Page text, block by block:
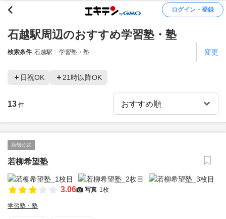
ログイン・登録
石越駅周辺のおすすめ学習塾・塾
検索条件 石越駅 学習塾・塾 変更
日祝OK 21時以降OK
13 件
店舗公式
若柳希望塾
3.06 写真 1枚
学習塾・塾